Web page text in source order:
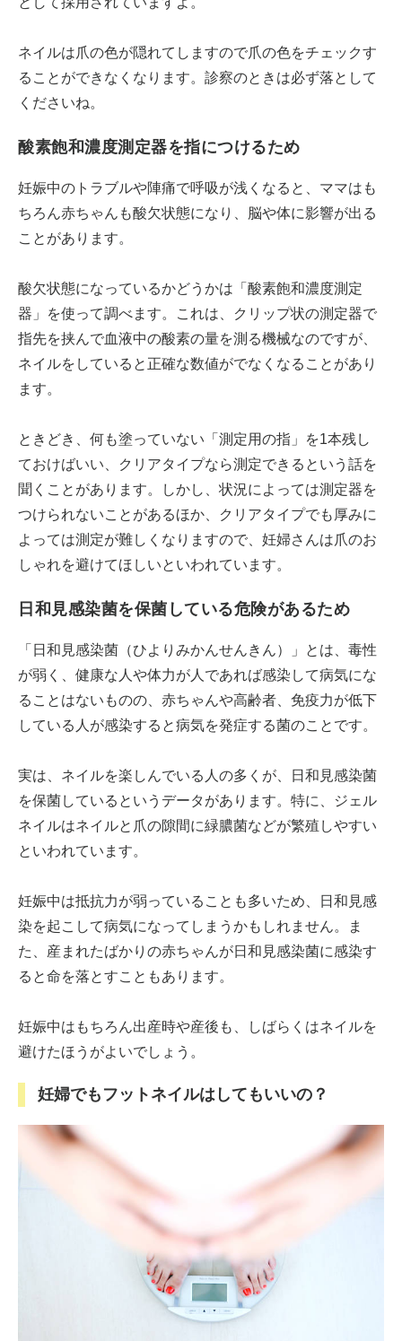
ネイルは爪の色が隠れてしますので爪の色をチェックす
ることができなくなります。診察のときは必ず落として
くださいね。
酸素飽和濃度測定器を指につけるため
妊娠中のトラブルや陣痛で呼吸が浅くなると、ママはも
ちろん赤ちゃんも酸欠状態になり、脳や体に影響が出る
ことがあります。
酸欠状態になっているかどうかは「酸素飽和濃度測定
器」を使って調べます。これは、クリップ状の測定器で
指先を挟んで血液中の酸素の量を測る機械なのですが、
ネイルをしていると正確な数値がでなくなることがあり
ます。
ときどき、何も塗っていない「測定用の指」を1本残し
ておけばいい、クリアタイプなら測定できるという話を
聞くことがあります。しかし、状況によっては測定器を
つけられないことがあるほか、クリアタイプでも厚みに
よっては測定が難しくなりますので、妊婦さんは爪のお
しゃれを避けてほしいといわれています。
日和見感染菌を保菌している危険があるため
「日和見感染菌（ひよりみかんせんきん）」とは、毒性
が弱く、健康な人や体力が人であれば感染して病気にな
ることはないものの、赤ちゃんや高齢者、免疫力が低下
している人が感染すると病気を発症する菌のことです。
実は、ネイルを楽しんでいる人の多くが、日和見感染菌
を保菌しているというデータがあります。特に、ジェル
ネイルはネイルと爪の隙間に緑膿菌などが繁殖しやすい
といわれています。
妊娠中は抵抗力が弱っていることも多いため、日和見感
染を起こして病気になってしまうかもしれません。ま
た、産まれたばかりの赤ちゃんが日和見感染菌に感染す
ると命を落とすこともあります。
妊娠中はもちろん出産時や産後も、しばらくはネイルを
避けたほうがよいでしょう。
妊婦でもフットネイルはしてもいいの？